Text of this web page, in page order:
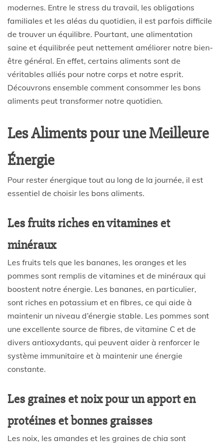
modernes. Entre le stress du travail, les obligations
familiales et les aléas du quotidien, il est parfois difficile
de trouver un équilibre. Pourtant, une alimentation
saine et équilibrée peut nettement améliorer notre bien-
être général. En effet, certains aliments sont de
véritables alliés pour notre corps et notre esprit.
Découvrons ensemble comment consommer les bons
aliments peut transformer notre quotidien.
Les Aliments pour une Meilleure
Énergie
Pour rester énergique tout au long de la journée, il est
essentiel de choisir les bons aliments.
Les fruits riches en vitamines et
minéraux
Les fruits tels que les bananes, les oranges et les
pommes sont remplis de vitamines et de minéraux qui
boostent notre énergie. Les bananes, en particulier,
sont riches en potassium et en fibres, ce qui aide à
maintenir un niveau d’énergie stable. Les pommes sont
une excellente source de fibres, de vitamine C et de
divers antioxydants, qui peuvent aider à renforcer le
système immunitaire et à maintenir une énergie
constante.
Les graines et noix pour un apport en
protéines et bonnes graisses
Les noix, les amandes et les graines de chia sont